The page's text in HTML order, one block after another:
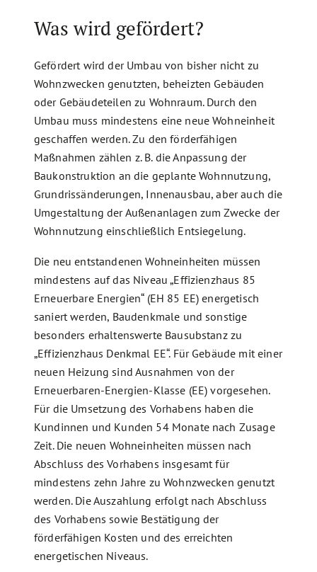
Was wird gefördert?
Gefördert wird der Umbau von bisher nicht zu
Wohnzwecken genutzten, beheizten Gebäuden
oder Gebäudeteilen zu Wohnraum. Durch den
Umbau muss mindestens eine neue Wohneinheit
geschaffen werden. Zu den förderfähigen
Maßnahmen zählen z. B. die Anpassung der
Baukonstruktion an die geplante Wohnnutzung,
Grundrissänderungen, Innenausbau, aber auch die
Umgestaltung der Außenanlagen zum Zwecke der
Wohnnutzung einschließlich Entsiegelung.
Die neu entstandenen Wohneinheiten müssen
mindestens auf das Niveau „Effizienzhaus 85
Erneuerbare Energien“ (EH 85 EE) energetisch
saniert werden, Baudenkmale und sonstige
besonders erhaltenswerte Bausubstanz zu
„Effizienzhaus Denkmal EE“. Für Gebäude mit einer
neuen Heizung sind Ausnahmen von der
Erneuerbaren-Energien-Klasse (EE) vorgesehen.
Für die Umsetzung des Vorhabens haben die
Kundinnen und Kunden 54 Monate nach Zusage
Zeit. Die neuen Wohn­einheiten müssen nach
Abschluss des Vorhabens insgesamt für
mindestens zehn Jahre zu Wohn­­zwecken genutzt
werden. Die Auszahlung erfolgt nach Abschluss
des Vorhabens sowie Bestätigung der
förderfähigen Kosten und des erreichten
energetischen Niveaus.